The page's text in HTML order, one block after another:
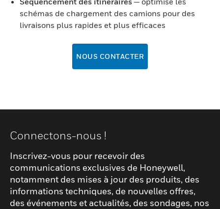
schémas de chargement des camions pour des
livraisons plus rapides et plus efficaces
NOUS CONTACTER
Connectons-nous !
Inscrivez-vous pour recevoir des
communications exclusives de Honeywell,
notamment des mises à jour des produits, des
informations techniques, de nouvelles offres,
des événements et actualités, des sondages, nos